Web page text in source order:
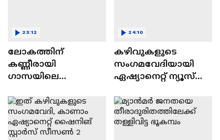
ലോകത്തിന്
കണ്ണീരായി
ഗാസയിലെ
കുഞ്ഞുങ്ങൾ
23:12
കഴിവുകളുടെ
സംഗമവേദിയായി
ഏഷ്യാനെറ്റ് ന്യൂസ്
സീസൺ 2
24:10